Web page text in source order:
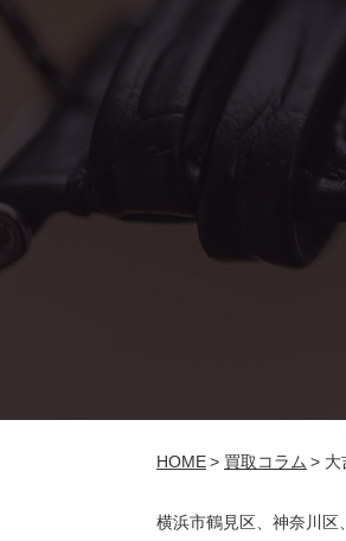
HOME> 買取コラム > 大
横浜市鶴見区、神奈川区